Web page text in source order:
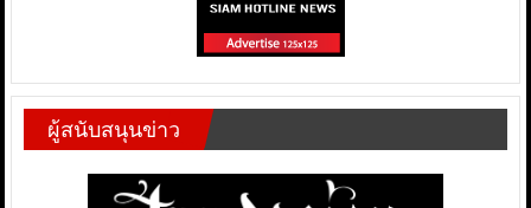
ผู้สนับสนุนข่าว